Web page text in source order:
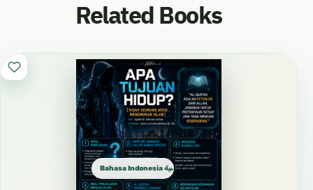
Related Books
Bahasa Indonesia الإندونيسية